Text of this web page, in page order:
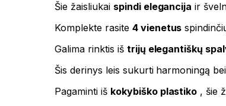
Šie žaisliukai spindi elegancija ir
Komplekte rasite 4 vienetus
Galima rinktis iš trijų elegantiškų
Šis derinys leis sukurti harmoningą
Pagaminti iš kokybiško plastiko , šie